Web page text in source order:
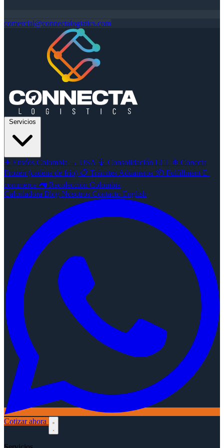
comercial@connectalogistics.com
✈ Envíos Colombia → USA 🚢 Consolidación LCL ❄ Conecta
Frozen (cadena de frío) 📋 Trámites Aduaneros 📦 Fulfillment E-
commerce 🚛 Recolección Colombia
Calculadora Blog Nosotros Contacto English
Cotizar ahora